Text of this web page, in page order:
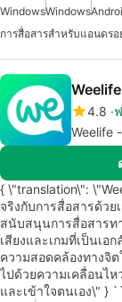
WindowsWindows
การสื่อสารสำหรับแอนดร
4.8
Weelife
{ \"translation\":
จริงกับการสื่อสารด้ว
สนับสนุนการสื่อสารท
เสียงและเกมที่เป็นเ
ความสอดคล้องทางจิ
ไปด้วยความเคลื่อนไ
และเข้าใจตนเอง\" }